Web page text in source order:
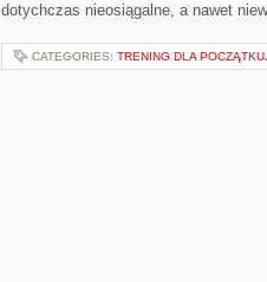
dotychczas nieosiągalne, a nawet
CATEGORIES: TRENING DLA